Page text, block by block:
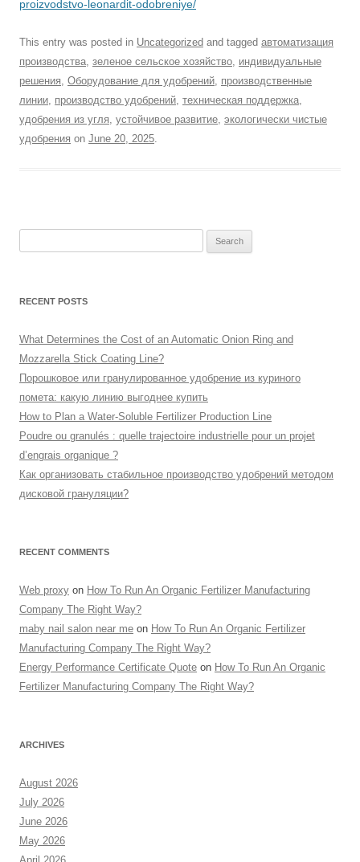
proizvodstvo-leonardit-odobreniye/
This entry was posted in Uncategorized and tagged автоматизация
производства, зеленое сельское хозяйство, индивидуальные
решения, Оборудование для удобрений, производственные
линии, производство удобрений, техническая поддержка,
удобрения из угля, устойчивое развитие, экологически чистые
удобрения on June 20, 2025.
RECENT POSTS
What Determines the Cost of an Automatic Onion Ring and
Mozzarella Stick Coating Line?
Порошковое или гранулированное удобрение из куриного
помета: какую линию выгоднее купить
How to Plan a Water-Soluble Fertilizer Production Line
Poudre ou granulés : quelle trajectoire industrielle pour un projet
d’engrais organique ?
Как организовать стабильное производство удобрений методом
дисковой грануляции?
RECENT COMMENTS
Web proxy on How To Run An Organic Fertilizer Manufacturing
Company The Right Way?
maby nail salon near me on How To Run An Organic Fertilizer
Manufacturing Company The Right Way?
Energy Performance Certificate Quote on How To Run An Organic
Fertilizer Manufacturing Company The Right Way?
ARCHIVES
August 2026
July 2026
June 2026
May 2026